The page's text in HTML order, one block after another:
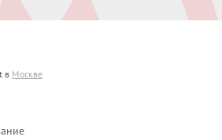
в Москве